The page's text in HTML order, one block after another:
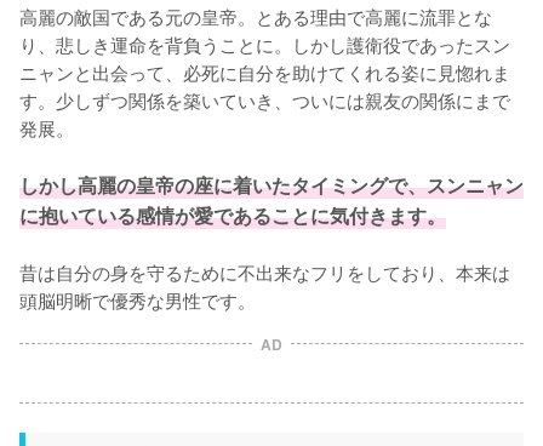
高麗の敵国である元の皇帝。とある理由で高麗に流罪とな
り、悲しき運命を背負うことに。しかし護衛役であったスン
ニャンと出会って、必死に自分を助けてくれる姿に見惚れま
す。少しずつ関係を築いていき、ついには親友の関係にまで
発展。
しかし高麗の皇帝の座に着いたタイミングで、スンニャン
に抱いている感情が愛であることに気付きます。
昔は自分の身を守るために不出来なフリをしており、本来は
頭脳明晰で優秀な男性です。
AD